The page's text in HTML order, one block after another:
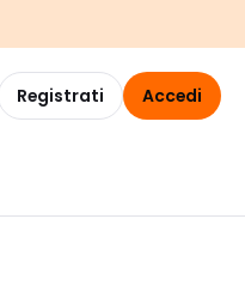
Registrati Accedi